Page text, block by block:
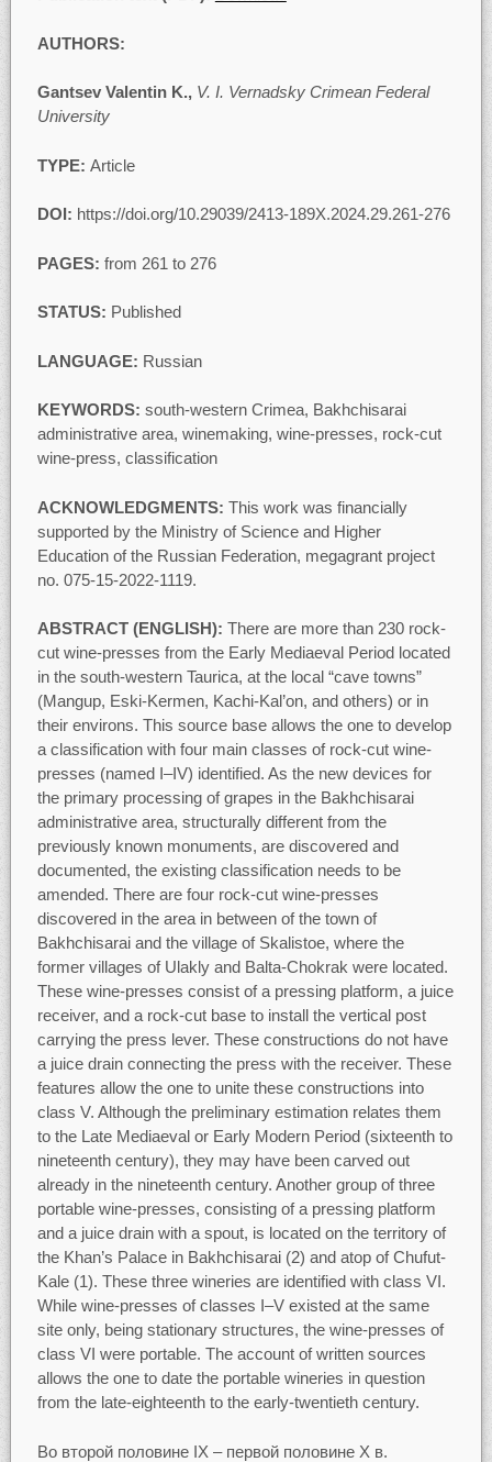
AUTHORS:
Gantsev Valentin K., V. I. Vernadsky Crimean Federal
University
TYPE: Article
DOI: https://doi.org/10.29039/2413-189X.2024.29.261-276
PAGES: from 261 to 276
STATUS: Published
LANGUAGE: Russian
KEYWORDS: south-western Crimea, Bakhchisarai
administrative area, winemaking, wine-presses, rock-cut
wine-press, classification
ACKNOWLEDGMENTS: This work was financially
supported by the Ministry of Science and Higher
Education of the Russian Federation, megagrant project
no. 075-15-2022-1119.
ABSTRACT (ENGLISH): There are more than 230 rock-
cut wine-presses from the Early Mediaeval Period located
in the south-western Taurica, at the local “cave towns”
(Mangup, Eski-Kermen, Kachi-Kal’on, and others) or in
their environs. This source base allows the one to develop
a classification with four main classes of rock-cut wine-
presses (named I–IV) identified. As the new devices for
the primary processing of grapes in the Bakhchisarai
administrative area, structurally different from the
previously known monuments, are discovered and
documented, the existing classification needs to be
amended. There are four rock-cut wine-presses
discovered in the area in between of the town of
Bakhchisarai and the village of Skalistoe, where the
former villages of Ulakly and Balta-Chokrak were located.
These wine-presses consist of a pressing platform, a juice
receiver, and a rock-cut base to install the vertical post
carrying the press lever. These constructions do not have
a juice drain connecting the press with the receiver. These
features allow the one to unite these constructions into
class V. Although the preliminary estimation relates them
to the Late Mediaeval or Early Modern Period (sixteenth to
nineteenth century), they may have been carved out
already in the nineteenth century. Another group of three
portable wine-presses, consisting of a pressing platform
and a juice drain with a spout, is located on the territory of
the Khan’s Palace in Bakhchisarai (2) and atop of Chufut-
Kale (1). These three wineries are identified with class VI.
While wine-presses of classes I–V existed at the same
site only, being stationary structures, the wine-presses of
class VI were portable. The account of written sources
allows the one to date the portable wineries in question
from the late-eighteenth to the early-twentieth century.
Во второй половине IX – первой половине X в.